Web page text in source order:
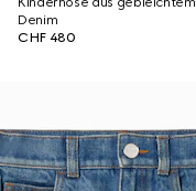
Denim
CHF 480